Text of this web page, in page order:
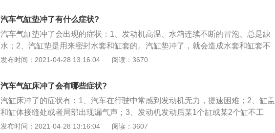
了。
产生变形，致使缸垫不能被严密压紧。发动机工作时，高压气体从微孔中冲出，
将气缸垫冲坏。
汽车气缸垫冲了有什么症状?
汽车气缸垫冲了会出现的症状：1、发动机高温、水箱连续不断的冒泡、总是缺
水；2、汽缸垫是用来密封水套和缸套的。汽缸垫冲了，就会造成水套和缸套不
密封，水套里的水会进入缸套，缸套里面的气体也会进入到水套。一方面水会减
高。也正因为此，汽缸垫冲了打开水箱盖，就会有大量的气泡冒出；3、气缸垫
冲了检查方法如下：查看水箱是否有连续的气泡出现，并随着油门轻微加大，气
泡增多，发动机并有缺水现象。查看机油是否变色。因为缸垫损坏导致的油道和
水道相通。
发布时间：2021-04-28 13:16:04 阅读：3670
汽车气缸床冲了会有哪些症状?
汽缸床冲了的症状有：1、汽车在行驶中常感到发动机无力，提速困难；2、缸盖
和缸体接缝处或者局部出现漏气声；3、发动机发动后某1个缸或某2个缸不工
作，发出蓬蓬的声音；4、散热器不断缺水和散热器加水口冒气泡，或在冷却水
发布时间：2021-04-28 13:16:04 阅读：3607